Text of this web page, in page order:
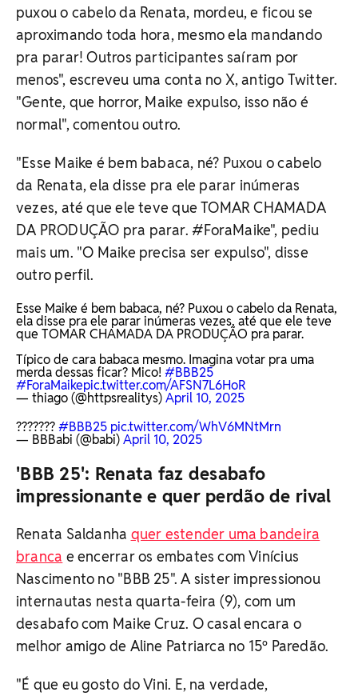
puxou o cabelo da Renata, mordeu, e ficou se
aproximando toda hora, mesmo ela mandando
pra parar! Outros participantes saíram por
menos", escreveu uma conta no X, antigo Twitter.
"Gente, que horror, Maike expulso, isso não é
normal", comentou outro.
"Esse Maike é bem babaca, né? Puxou o cabelo
da Renata, ela disse pra ele parar inúmeras
vezes, até que ele teve que TOMAR CHAMADA
DA PRODUÇÃO pra parar. #ForaMaike", pediu
mais um. "O Maike precisa ser expulso", disse
outro perfil.
Esse Maike é bem babaca, né? Puxou o cabelo da Renata,
ela disse pra ele parar inúmeras vezes, até que ele teve
que TOMAR CHAMADA DA PRODUÇÃO pra parar.
Típico de cara babaca mesmo. Imagina votar pra uma
merda dessas ficar? Mico!#BBB25
#ForaMaikepic.twitter.com/AFSN7L6HoR
— thiago (@httpsrealitys)April 10, 2025
???????#BBB25 pic.twitter.com/WhV6MNtMrn
— BBBabi (@babi)April 10, 2025
'BBB 25': Renata faz desabafo
impressionante e quer perdão de rival
Renata Saldanha quer estender uma bandeira
branca e encerrar os embates com Vinícius
Nascimento no "BBB 25". A sister impressionou
internautas nesta quarta-feira (9), com um
desabafo com Maike Cruz. O casal encara o
melhor amigo de Aline Patriarca no 15º Paredão.
"É que eu gosto do Vini. E, na verdade,